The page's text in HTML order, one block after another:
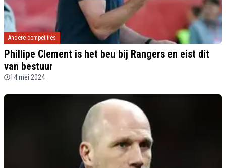
Andere competities
Phillipe Clement is het beu bij Rangers en eist dit
van bestuur
14 mei 2024